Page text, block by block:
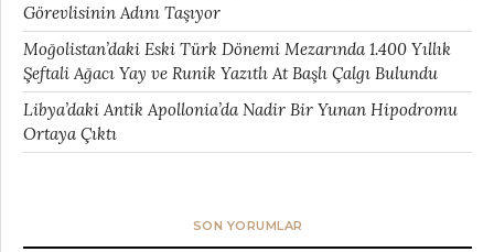
Görevlisinin Adını Taşıyor
Moğolistan’daki Eski Türk Dönemi Mezarında 1.400 Yıllık
Şeftali Ağacı Yay ve Runik Yazıtlı At Başlı Çalgı Bulundu
Libya’daki Antik Apollonia’da Nadir Bir Yunan Hipodromu
Ortaya Çıktı
SON YORUMLAR